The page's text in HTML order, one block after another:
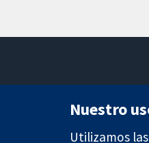
Nuestro
Utilizamos